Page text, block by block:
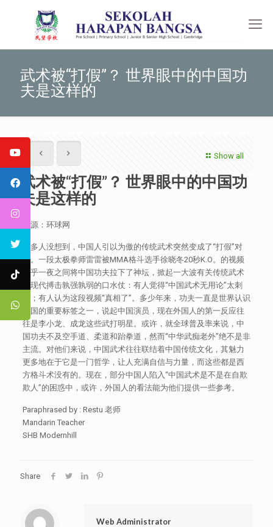
武术被“打假”？ 世界眼中的中国功
夫是这样的
Show all
武术被“打假”？ 世界眼中的中国功
夫是这样的
来源：环球网
许多人没想到，中国人引以为傲的传统武术突然变成了“打假”对
象。一段太极拳师雷雷被MMA格斗选手徐晓冬20秒K.O。的视频
似乎一夜之间将中国功夫拉下了神坛，掀起一大波有关传统武术
与现代搏击孰强孰弱的口水仗：有人觉得“中国武术无用论”太刺
耳；有人认为这段视频“真相了”。多少年来，功夫一直是世界认识
中国的重要标签之一，说起中国演员，现在外国人的第一反应往
往是李小龙、成龙这些武打明星。或许，就全球普及率来说，中
国功夫不及空手道、柔道和跆拳道，然而“中华武痴老外”绝不是非
主流。对他们来说，中国武术往往联结着中国传统文化，其魅力
更多地在于它是一门哲学，让人充满自信与力量，而这些都是西
方格斗术没有的。现在，部分中国人陷入“中国武术是不是在自欺
欺人”的困惑中，或许，外国人的看法能为他们提供一些参考。
Paraphrased by : Restu 老师
Mandarin Teacher
SHB Modernhill
Share
Web Administrator